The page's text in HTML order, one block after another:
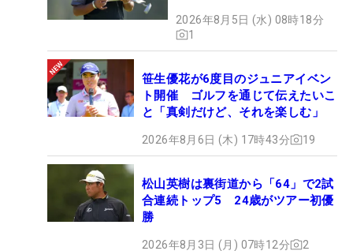
2026年8月5日 (水) 08時18分
1
笹生優花が6度目のジュニアイベン
ト開催 ゴルフを通じて伝えたいこ
と「真剣だけど、それを楽しむ」
2026年8月6日 (木) 17時43分 19
松山英樹は裏街道から「64」で2試
合連続トップ5 24歳がツアー初優
勝
2026年8月3日 (月) 07時12分 2